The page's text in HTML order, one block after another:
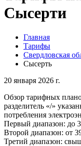
Сысерти
Главная
Тарифы
Свердловская
Сысерть
20 января 2026 г.
Обзор тарифных
разделитель «/»
потребления
Первый диапазон: до
Второй диапазон: от
Третий диапазон: